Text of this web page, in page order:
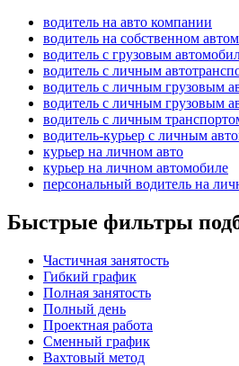
водитель на авто компании
водитель на собственном
водитель с грузовым
водитель с личным
водитель с личным грузовым
водитель с личным грузовым
водитель с личным
водитель-курьер с личным
курьер на личном авто
курьер на личном автомобиле
персональный водитель на
Быстрые фильтры
Частичная занятость
Гибкий график
Полная занятость
Полный день
Проектная работа
Сменный график
Вахтовый метод